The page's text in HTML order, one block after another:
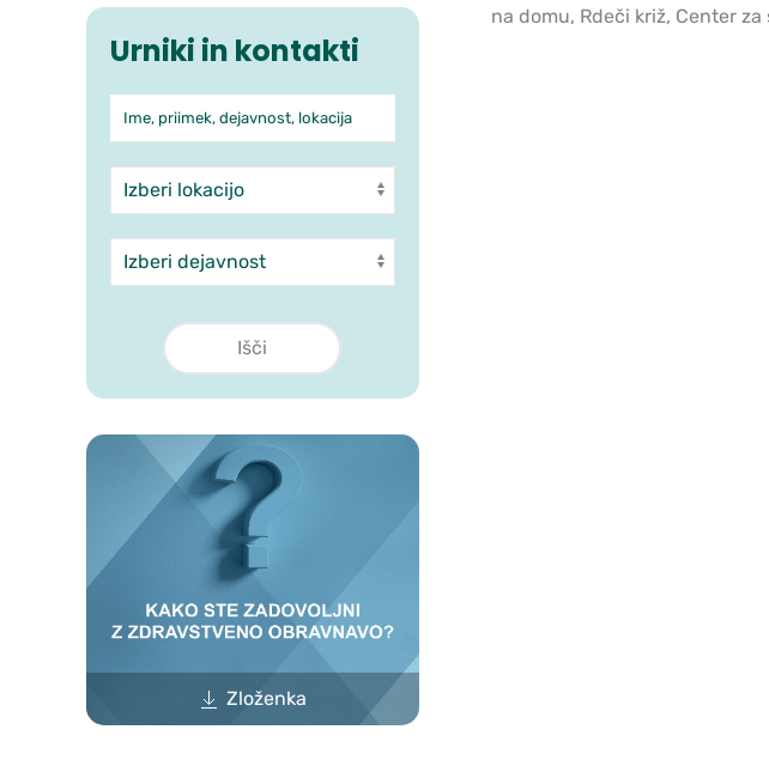
Urniki in kontakti
Iskanje po ambulantah in zdravnikih
Ime, priimek, dejavnost, lokacija
Enota
Dejavnost
Zloženka
na domu, Rdeči križ, Center